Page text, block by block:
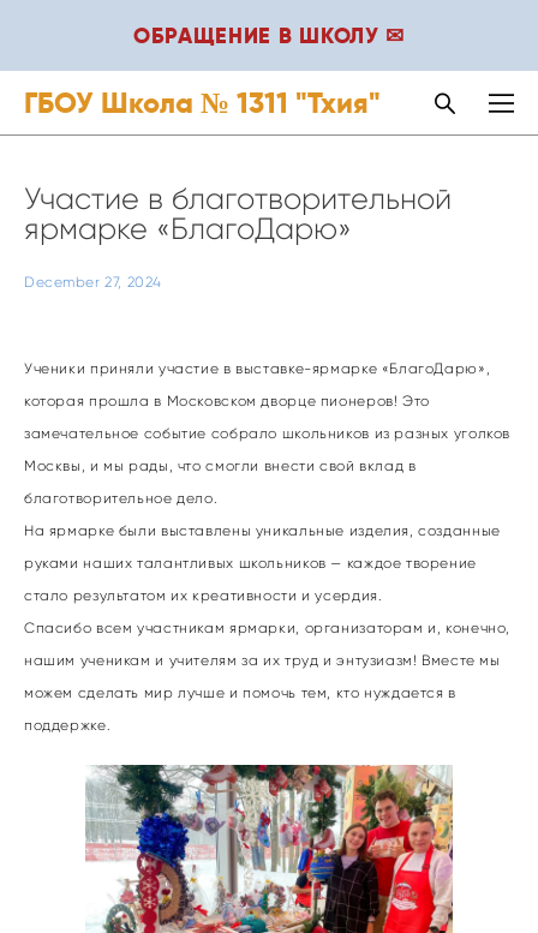
ОБРАЩЕНИЕ В ШКОЛУ ✉
ГБОУ Школа № 1311 "Тхия"
December 27, 2024
Участие в благотворительной
ярмарке «БлагоДарю»
Ученики приняли участие в выставке-ярмарке «БлагоДарю»,
которая прошла в Московском дворце пионеров! Это
замечательное событие собрало школьников из разных уголков
Москвы, и мы рады, что смогли внести свой вклад в
благотворительное дело.
На ярмарке были выставлены уникальные изделия, созданные
руками наших талантливых школьников — каждое творение
стало результатом их креативности и усердия.
Спасибо всем участникам ярмарки, организаторам и, конечно,
нашим ученикам и учителям за их труд и энтузиазм! Вместе мы
можем сделать мир лучше и помочь тем, кто нуждается в
поддержке.